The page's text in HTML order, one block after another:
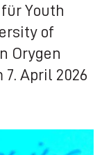
Youth
of
Orygen
April 2026